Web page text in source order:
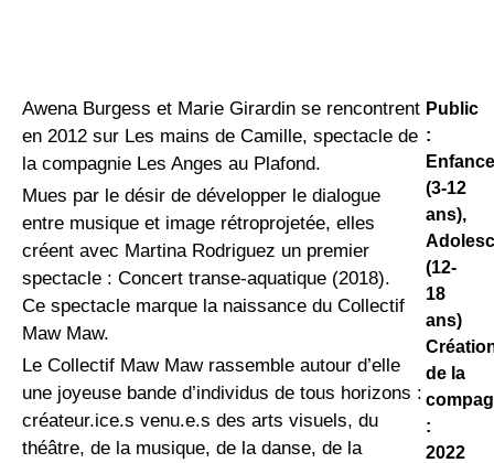
Awena Burgess et Marie Girardin se rencontrent
en 2012 sur Les mains de Camille, spectacle de
la compagnie Les Anges au Plafond.
Mues par le désir de développer le dialogue
entre musique et image rétroprojetée, elles
créent avec Martina Rodriguez un premier
spectacle : Concert transe-aquatique (2018).
Ce spectacle marque la naissance du Collectif
Maw Maw.
Le Collectif Maw Maw rassemble autour d’elle
une joyeuse bande d’individus de tous horizons :
créateur.ice.s venu.e.s des arts visuels, du
théâtre, de la musique, de la danse, de la
Public
:
(3-12
ans),
(12-
18
ans)
de la
:
2022